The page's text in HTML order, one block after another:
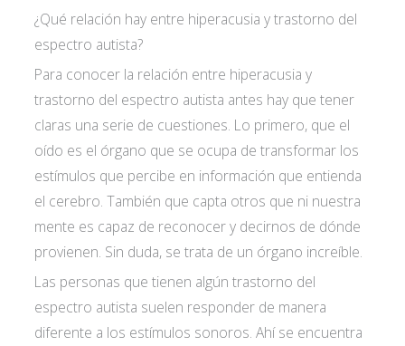
¿Qué relación hay entre hiperacusia y trastorno del
espectro autista?
Para conocer la relación entre hiperacusia y
trastorno del espectro autista antes hay que tener
claras una serie de cuestiones. Lo primero, que el
oído es el órgano que se ocupa de transformar los
estímulos que percibe en información que entienda
el cerebro. También que capta otros que ni nuestra
mente es capaz de reconocer y decirnos de dónde
provienen. Sin duda, se trata de un órgano increíble.
Las personas que tienen algún trastorno del
espectro autista suelen responder de manera
diferente a los estímulos sonoros. Ahí se encuentra